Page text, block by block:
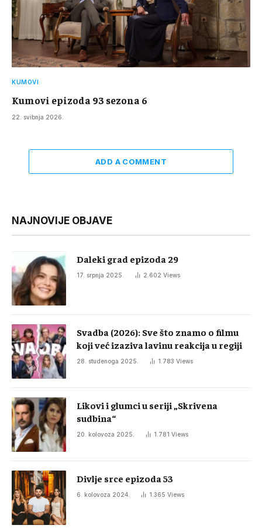
KUMOVI
Kumovi epizoda 93 sezona 6
22. svibnja 2026.
ADD A COMMENT
NAJNOVIJE OBJAVE
Daleki grad epizoda 29
17. srpnja 2025. 2.602 Views
Svadba (2026): Sve što znamo o filmu
koji već izaziva lavinu reakcija u regiji
28. studenoga 2025. 1.783 Views
Likovi i glumci u seriji „Skrivena
sudbina“
20. kolovoza 2025. 1.781 Views
Divlje srce epizoda 53
6. kolovoza 2024. 1.365 Views